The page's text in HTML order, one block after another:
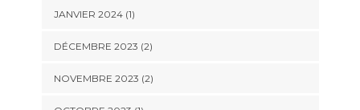
JANVIER 2024(1)
DÉCEMBRE 2023 (2)
NOVEMBRE 2023 (2)